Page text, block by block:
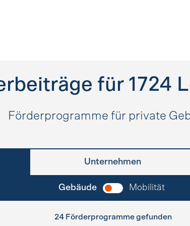
für 1724
Förderprogramme für private
Unternehmen
Gebäude Mobilität
24 Förderprogramme gefunden